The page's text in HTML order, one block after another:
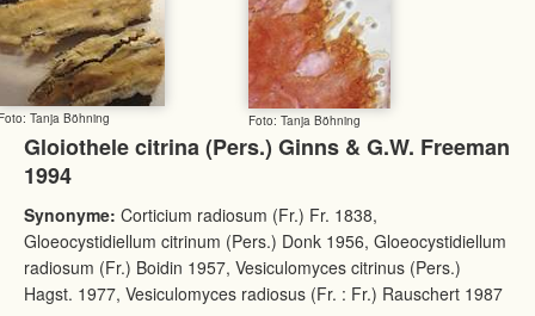
Tanja Böhning Foto: Tanja Böhning
Gloiothele citrina (Pers.) Ginns & G.W. Freeman
1994
Synonyme: Corticium radiosum (Fr.) Fr. 1838,
Gloeocystidiellum citrinum (Pers.) Donk 1956, Gloeocystidiellum
radiosum (Fr.) Boidin 1957, Vesiculomyces citrinus (Pers.)
Hagst. 1977, Vesiculomyces radiosus (Fr. : Fr.) Rauschert 1987